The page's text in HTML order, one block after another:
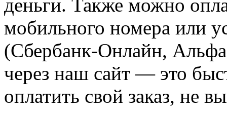
деньги. Также можно
мобильного номера или
(Сбербанк-Онлайн,
через наш сайт — это
оплатить свой заказ, не